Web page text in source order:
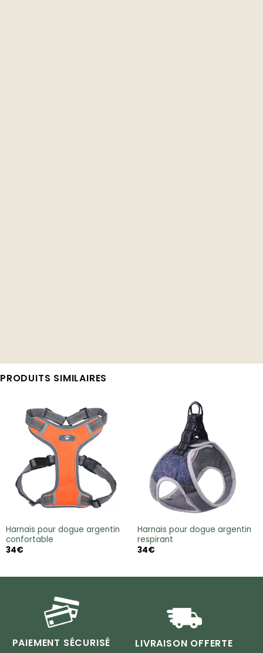
PRODUITS SIMILAIRES
Harnais pour dogue argentin
confortable
34€
Harnais pour dogue argentin
respirant
34€
PAIEMENT SÉCURISÉ
LIVRAISON OFFERTE